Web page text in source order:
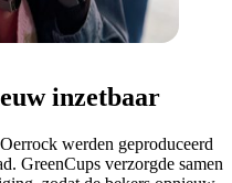
inzetbaar
werden geproduceerd
GreenCups verzorgde samen